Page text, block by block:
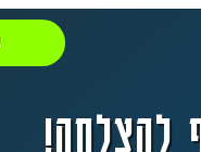
להצלחה!